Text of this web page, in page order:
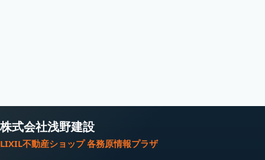
株式会社浅野建設
LIXIL不動産ショップ 各務原情報プラザ